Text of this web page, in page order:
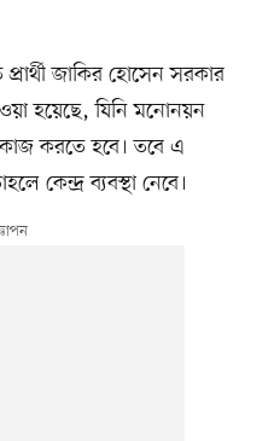
জাকির হোসেন সরকার
হয়েছে, যিনি মনোনয়ন
করতে হবে। তবে এ
কেন্দ্র ব্যবস্থা নেবে।